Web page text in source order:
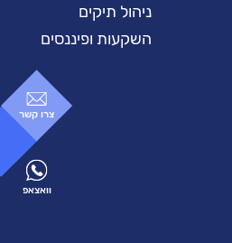
צרו קשר
וואצאפ
ניהול תיקים
השקעות ופיננסים